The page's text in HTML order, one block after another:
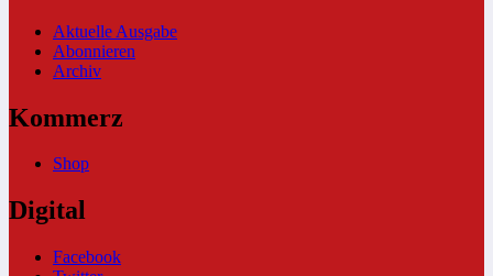
Aktuelle Ausgabe
Abonnieren
Archiv
Kommerz
Shop
Digital
Facebook